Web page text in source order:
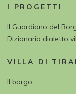
I PROGETTI
Il Guardiano del
Dizionario dialetto
VILLA DI
Il borgo